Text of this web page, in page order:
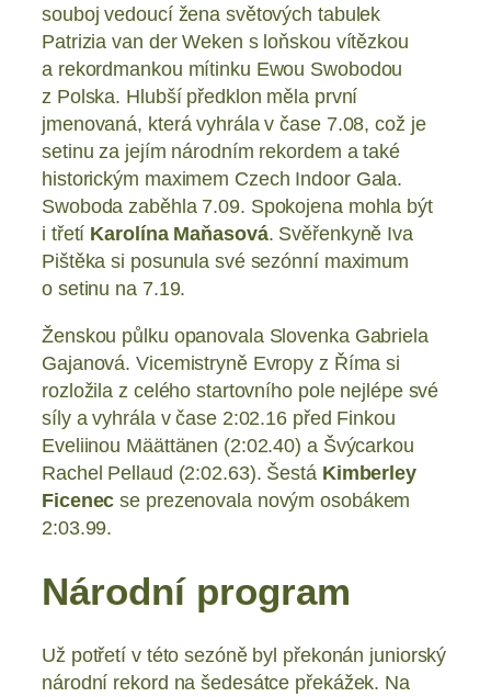
souboj vedoucí žena světových tabulek
Patrizia van der Weken s loňskou vítězkou
a rekordmankou mítinku Ewou Swobodou
z Polska. Hlubší předklon měla první
jmenovaná, která vyhrála v čase 7.08, což je
setinu za jejím národním rekordem a také
historickým maximem Czech Indoor Gala.
Swoboda zaběhla 7.09. Spokojena mohla být
i třetí Karolína Maňasová. Svěřenkyně Iva
Pištěka si posunula své sezónní maximum
o setinu na 7.19.
Ženskou půlku opanovala Slovenka Gabriela
Gajanová. Vicemistryně Evropy z Říma si
rozložila z celého startovního pole nejlépe své
síly a vyhrála v čase 2:02.16 před Finkou
Eveliinou Määttänen (2:02.40) a Švýcarkou
Rachel Pellaud (2:02.63). Šestá Kimberley
Ficenec se prezenovala novým osobákem
2:03.99.
Národní program
Už potřetí v této sezóně byl překonán juniorský
národní rekord na šedesátce překážek. Na